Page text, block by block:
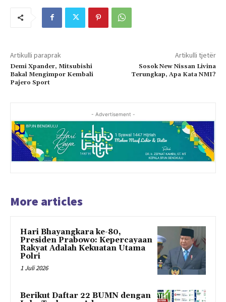
Artikulli paraprak
Demi Xpander, Mitsubishi
Bakal Mengimpor Kembali
Pajero Sport
Artikulli tjetër
Sosok New Nissan Livina
Terungkap, Apa Kata NMI?
- Advertisement -
More articles
Hari Bhayangkara ke-80,
Presiden Prabowo: Kepercayaan
Rakyat Adalah Kekuatan Utama
Polri
1 Juli 2026
Berikut Daftar 22 BUMN dengan